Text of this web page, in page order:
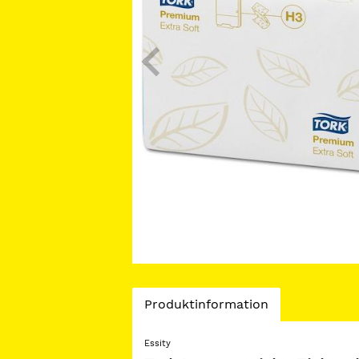
Current
Produktinformation
Essity